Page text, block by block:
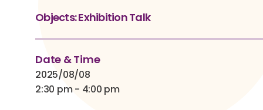
Objects: Exhibition Talk
Date & Time
2025/08/08
2:30 pm - 4:00 pm